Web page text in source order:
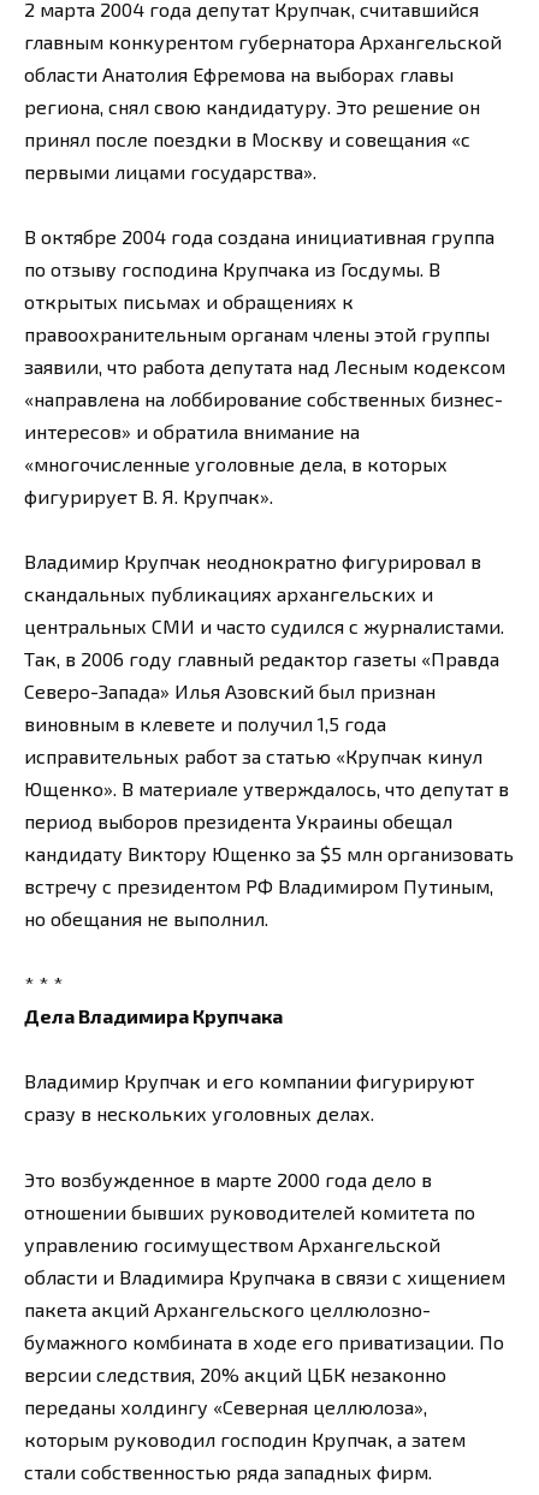
2 марта 2004 года депутат Крупчак, считавшийся
главным конкурентом губернатора Архангельской
области Анатолия Ефремова на выборах главы
региона, снял свою кандидатуру. Это решение он
принял после поездки в Москву и совещания «с
первыми лицами государства».
В октябре 2004 года создана инициативная группа
по отзыву господина Крупчака из Госдумы. В
открытых письмах и обращениях к
правоохранительным органам члены этой группы
заявили, что работа депутата над Лесным кодексом
«направлена на лоббирование собственных бизнес-
интересов» и обратила внимание на
«многочисленные уголовные дела, в которых
фигурирует В. Я. Крупчак».
Владимир Крупчак неоднократно фигурировал в
скандальных публикациях архангельских и
центральных СМИ и часто судился с журналистами.
Так, в 2006 году главный редактор газеты «Правда
Северо-Запада» Илья Азовский был признан
виновным в клевете и получил 1,5 года
исправительных работ за статью «Крупчак кинул
Ющенко». В материале утверждалось, что депутат в
период выборов президента Украины обещал
кандидату Виктору Ющенко за $5 млн организовать
встречу с президентом РФ Владимиром Путиным,
но обещания не выполнил.
* * *
Дела Владимира Крупчака
Владимир Крупчак и его компании фигурируют
сразу в нескольких уголовных делах.
Это возбужденное в марте 2000 года дело в
отношении бывших руководителей комитета по
управлению госимуществом Архангельской
области и Владимира Крупчака в связи с хищением
пакета акций Архангельского целлюлозно-
бумажного комбината в ходе его приватизации. По
версии следствия, 20% акций ЦБК незаконно
переданы холдингу «Северная целлюлоза»,
которым руководил господин Крупчак, а затем
стали собственностью ряда западных фирм.